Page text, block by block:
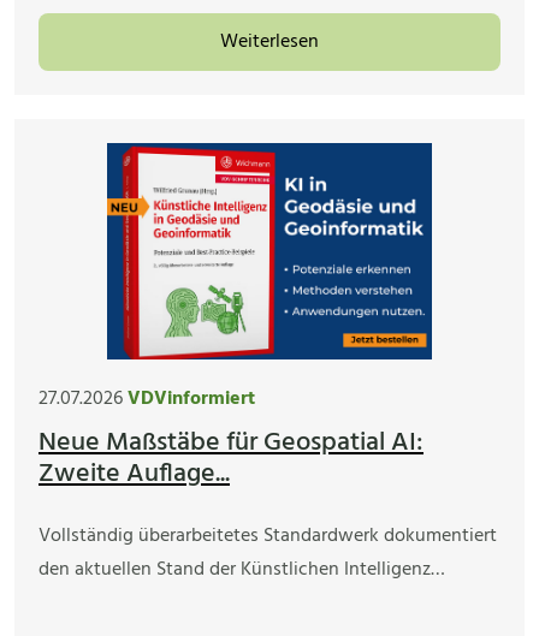
Weiterlesen
27.07.2026VDVinformiert
Neue Maßstäbe für Geospatial AI:
Zweite Auflage...
Vollständig überarbeitetes Standardwerk dokumentiert
den aktuellen Stand der Künstlichen Intelligenz…